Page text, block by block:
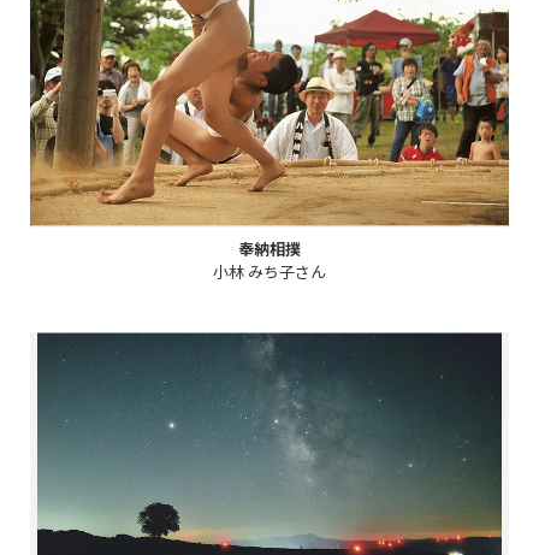
奉納相撲
小林 みち子さん